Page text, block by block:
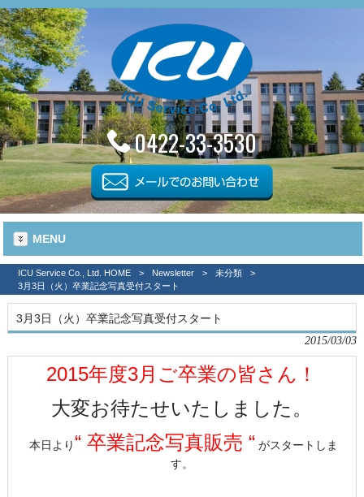
0422-33-3530
MENU
ICU Service Co., Ltd. HOME > Newsletter > 未分類
>
3月3日（火）卒業記念写真受付スタート
3月3日（火）卒業記念写真受付スタート
2015/03/03
2015年度3月ご卒業の皆さん！
大変お待たせいたしました。
本日より“ 卒業記念写真販売 “ がスタートしま
す。